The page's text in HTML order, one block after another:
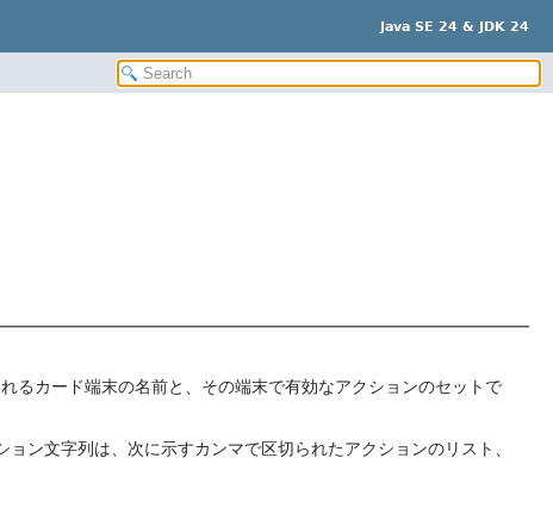
Java SE 24 & JDK 24
カード端末の名前と、その端末で有効なアクションのセットで
ョン文字列は、次に示すカンマで区切られたアクションのリスト、